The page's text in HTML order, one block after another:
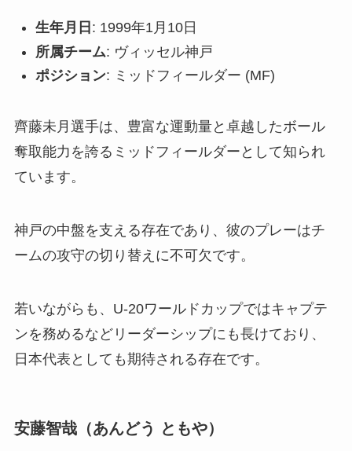
生年月日 : 1999年1月10日
所属チーム: ヴィッセル神戸
ポジション: ミッドフィールダー (MF)
齊藤未月選手は、豊富な運動量と卓越したボール
奪取能力を誇るミッドフィールダーとして知られ
ています。
神戸の中盤を支える存在であり、彼のプレーはチ
ームの攻守の切り替えに不可欠です。
若いながらも、U-20ワールドカップではキャプテ
ンを務めるなどリーダーシップにも長けており、
日本代表としても期待される存在です。
安藤智哉（あんどう ともや）